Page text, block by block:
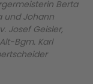
Berta
und Johann
Josef Geisler,
Bgm. Karl